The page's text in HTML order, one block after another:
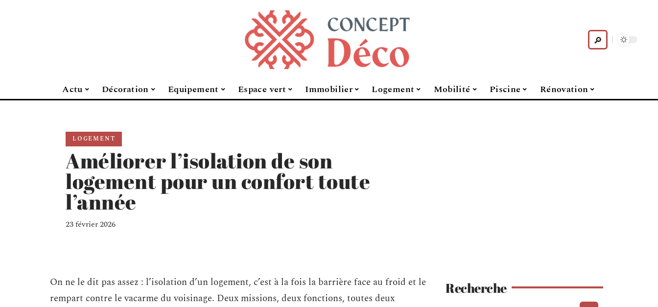
Actu Décoration Equipement Espace vert Immobilier Logement Mobilité Piscine Rénovation
LOGEMENT
Améliorer l’isolation de son
logement pour un confort toute
l’année
23 février 2026
On ne le dit pas assez : l’isolation d’un logement, c’est à la fois la barrière face au froid et le
rempart contre le vacarme du voisinage. Deux missions, deux fonctions, toutes deux
Recherche